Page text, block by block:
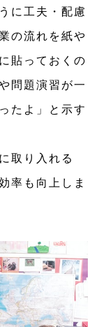
に工夫・配慮
の流れを紙や
貼っておくの
問題演習が一
たよ」と示す
取り入れる
率も向上しま